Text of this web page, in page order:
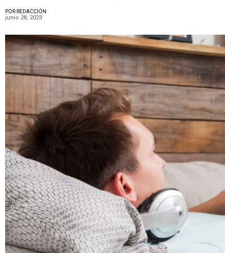
POR REDACCIÓN
junio 28, 2023